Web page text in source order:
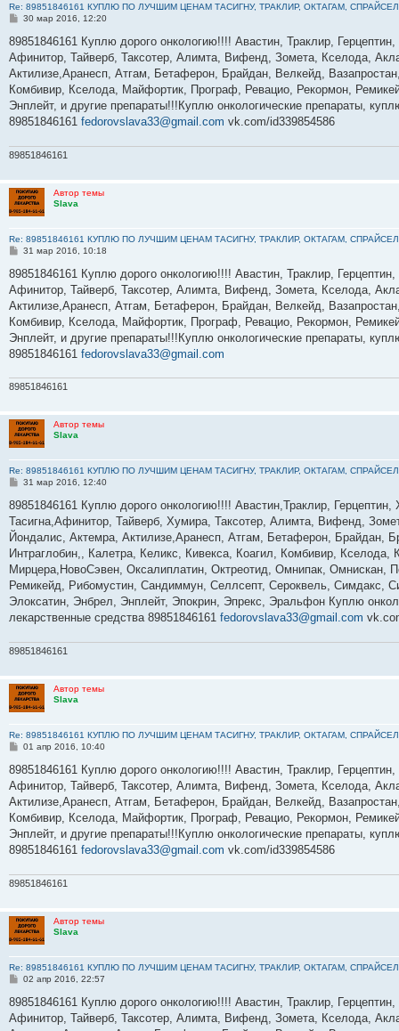
Re: 89851846161 КУПЛЮ ПО ЛУЧШИМ ЦЕНАМ ТАСИГНУ, ТРАКЛИР, ОКТАГАМ,
С
о
щ
е
и
е
30 мар 2016, 12:20
89851846161 Куплю дорого онкологию!!!! Авастин, Траклир,
Афинитор, Тайверб, Таксотер, Алимта, Вифенд, Зомета, Кселода,
Актилизе,Аранесп, Атгам, Бетаферон, Брайдан, Велкейд,
Комбивир, Кселода, Майфортик, Програф, Ревацио, Рекормон,
Энплейт, и другие препараты!!!Куплю онкологические препараты,
89851846161 fedorovslava33@gmail.com vk.com/id339854586
89851846161
Автор темы
Slava
Re: 89851846161 КУПЛЮ ПО ЛУЧШИМ ЦЕНАМ ТАСИГНУ, ТРАКЛИР, ОКТАГАМ,
С
о
щ
е
и
е
31 мар 2016, 10:18
89851846161 Куплю дорого онкологию!!!! Авастин, Траклир,
Афинитор, Тайверб, Таксотер, Алимта, Вифенд, Зомета, Кселода,
Актилизе,Аранесп, Атгам, Бетаферон, Брайдан, Велкейд,
Комбивир, Кселода, Майфортик, Програф, Ревацио, Рекормон,
Энплейт, и другие препараты!!!Куплю онкологические препараты,
89851846161 fedorovslava33@gmail.com
89851846161
Автор темы
Slava
Re: 89851846161 КУПЛЮ ПО ЛУЧШИМ ЦЕНАМ ТАСИГНУ, ТРАКЛИР, ОКТАГАМ,
С
о
щ
е
и
е
31 мар 2016, 12:40
89851846161 Куплю дорого онкологию!!!! Авастин,Траклир,
Тасигна,Афинитор, Тайверб, Хумира, Таксотер, Алимта, Вифенд,
Йондалис, Актемра, Актилизе,Аранесп, Атгам, Бетаферон, Брайдан,
Интраглобин,, Калетра, Келикс, Кивекса, Коагил, Комбивир,
Мирцера,НовоСэвен, Оксалиплатин, Октреотид, Омнипак, Омнискан,
Ремикейд, Рибомустин, Сандиммун, Селлсепт, Сероквель, Симдакс,
Элоксатин, Энбрел, Энплейт, Эпокрин, Эпрекс, Эральфон Куплю
лекарственные средства 89851846161 fedorovslava33@gmail.com
89851846161
Автор темы
Slava
Re: 89851846161 КУПЛЮ ПО ЛУЧШИМ ЦЕНАМ ТАСИГНУ, ТРАКЛИР, ОКТАГАМ,
С
о
щ
е
и
е
01 апр 2016, 10:40
89851846161 Куплю дорого онкологию!!!! Авастин, Траклир,
Афинитор, Тайверб, Таксотер, Алимта, Вифенд, Зомета, Кселода,
Актилизе,Аранесп, Атгам, Бетаферон, Брайдан, Велкейд,
Комбивир, Кселода, Майфортик, Програф, Ревацио, Рекормон,
Энплейт, и другие препараты!!!Куплю онкологические препараты,
89851846161 fedorovslava33@gmail.com vk.com/id339854586
89851846161
Автор темы
Slava
Re: 89851846161 КУПЛЮ ПО ЛУЧШИМ ЦЕНАМ ТАСИГНУ, ТРАКЛИР, ОКТАГАМ,
С
о
щ
02 апр 2016, 22:57
89851846161 Куплю дорого онкологию!!!! Авастин, Траклир,
Афинитор, Тайверб, Таксотер, Алимта, Вифенд, Зомета, Кселода,